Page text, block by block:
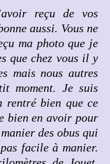
reçu de vos
aussi. Vous ne
ma photo que je
que chez vous il y
mais nous autres
moment. Je suis
rentré bien que ce
bien en avoir pour
des obus qui
facile à manier.